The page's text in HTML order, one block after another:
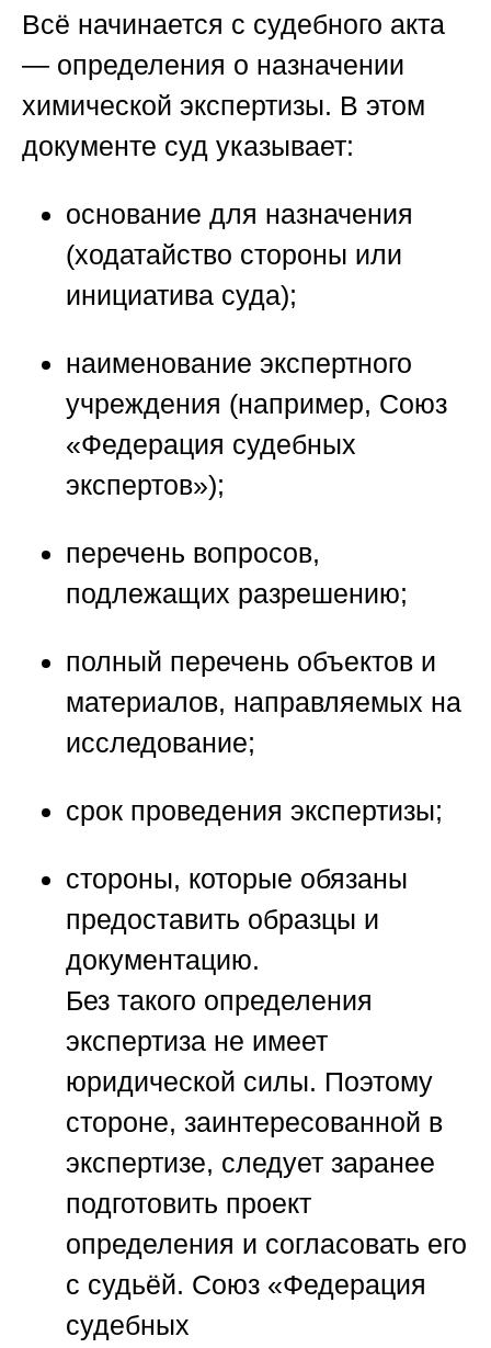
Всё начинается с судебного акта
— определения о назначении
химической экспертизы. В этом
документе суд указывает:
основание для назначения
(ходатайство стороны или
инициатива суда);
наименование экспертного
учреждения (например, Союз
«Федерация судебных
экспертов»);
перечень вопросов,
подлежащих разрешению;
полный перечень объектов и
материалов, направляемых на
исследование;
срок проведения экспертизы;
стороны, которые обязаны
предоставить образцы и
документацию.
Без такого определения
экспертиза не имеет
юридической силы. Поэтому
стороне, заинтересованной в
экспертизе, следует заранее
подготовить проект
определения и согласовать его
с судьёй. Союз «Федерация
судебных